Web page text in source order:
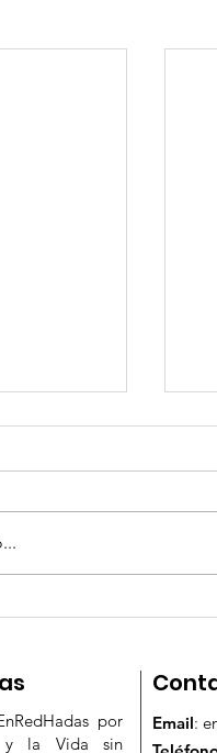
a
los
por
y la Vida sin
Email: